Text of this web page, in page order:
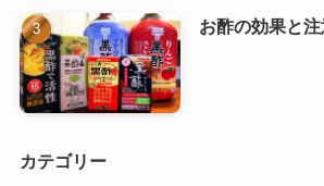
お酢の効果と注
カテゴリー